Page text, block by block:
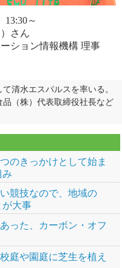
13:30～
さん
ション情報機構 理事
清水エスパルスを率いる。
（株）代表取締役社長など
のきっかけとして始ま
み
競技なので、地域の
が大事
った、カーボン・オフ
庭や園庭に芝生を植え